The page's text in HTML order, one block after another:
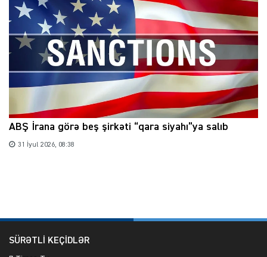
ABŞ İrana görə beş şirkəti “qara siyahı”ya salıb
31 İyul 2026, 08:38
SÜRƏTLİ KEÇİDLƏR